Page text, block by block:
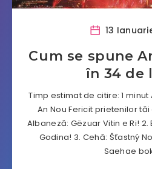
13
Cum se spune
în 34 de
Timp estimat de citire: 1
An Nou Fericit prietenilor
Albaneză: Gëzuar Vitin e Ri!
Godina! 3. Cehă: Šťastný
Saehae